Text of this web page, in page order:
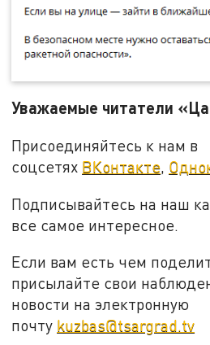
Уважаемые читатели
Присоединяйтесь к нам в
соцсетях ВКонтакте,
Подписывайтесь на наш
все самое интересное.
Если вам есть чем
присылайте свои
новости на электронную
почту kuzbas@tsargrad.tv